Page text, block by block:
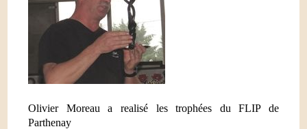
Olivier Moreau a realisé les trophées du FLIP de
Parthenay